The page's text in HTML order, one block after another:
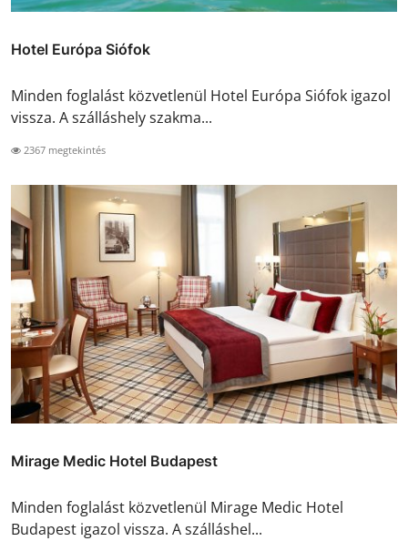
Hotel Európa Siófok
Minden foglalást közvetlenül Hotel Európa Siófok igazol
vissza. A szálláshely szakma...
2367 megtekintés
Mirage Medic Hotel Budapest
Minden foglalást közvetlenül Mirage Medic Hotel
Budapest igazol vissza. A szálláshel...